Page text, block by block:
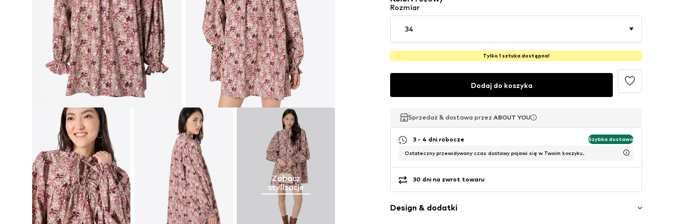
Zobacz
stylizacje
Rozmiar
34
Tylko 1 sztuka dostępna!
Dodaj do koszyka
Sprzedaż & dostawa przez ABOUT YOU
Sprzedaż & dostawa przez ABOUT YOU
Sprzedaż & dostawa przez ABOUT YOU
3 - 4 dni robocze Szybka dostawa
Ostateczny przewidywany czas dostawy pojawi się w Twoim koszyku.
30 dni na zwrot towaru
Design & dodatki